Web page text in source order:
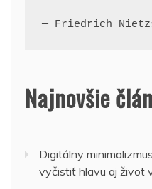
— Friedrich
Najnovšie
Digitálny
vyčistiť hlavu aj život